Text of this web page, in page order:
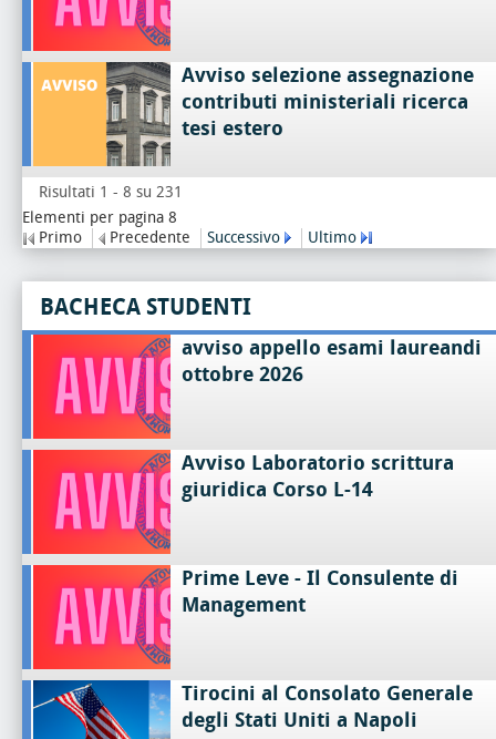
Avviso selezione assegnazione
contributi ministeriali ricerca
tesi estero
Risultati 1 - 8 su 231
Elementi per pagina 8
Primo
Precedente Successivo Ultimo
BACHECA STUDENTI
avviso appello esami laureandi
ottobre 2026
Avviso Laboratorio scrittura
giuridica Corso L-14
Prime Leve - Il Consulente di
Management
Tirocini al Consolato Generale
degli Stati Uniti a Napoli